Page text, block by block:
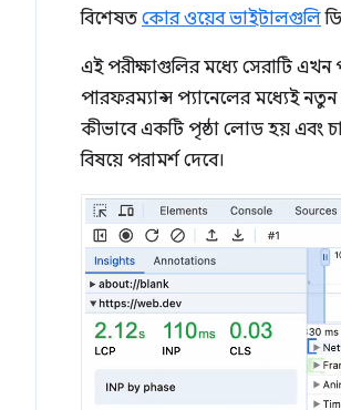
বিশেষত কোর ওয়েব ভাইটালগুলি
এই পরীক্ষাগুলির মধ্যে সেরাটি
পারফরম্যান্স প্যানেলের মধ্যেই
কীভাবে একটি পৃষ্ঠা লোড হয় এবং
বিষয়ে পরামর্শ দেবে।